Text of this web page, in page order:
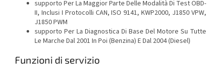
supporto Per La Maggior Parte Delle Modalità Di Test OBD-
II, Inclusi I Protocolli CAN, ISO 9141, KWP2000, J1850 VPW,
J1850 PWM
supporto Per La Diagnostica Di Base Del Motore Su Tutte
Le Marche Dal 2001 In Poi (Benzina) E Dal 2004 (Diesel)
Funzioni di servizio